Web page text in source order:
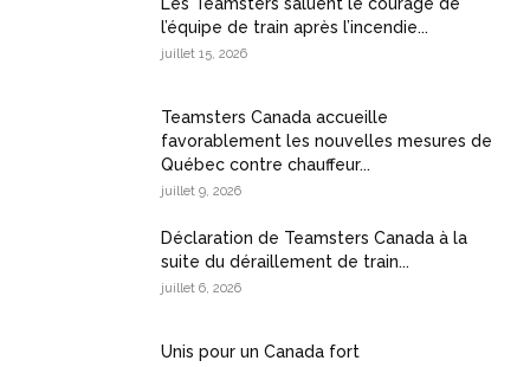
l’équipe de train après l’incendie...
juillet 15, 2026
Teamsters Canada accueille
favorablement les nouvelles mesures de
Québec contre chauffeur...
juillet 9, 2026
Déclaration de Teamsters Canada à la
suite du déraillement de train...
juillet 6, 2026
Unis pour un Canada fort